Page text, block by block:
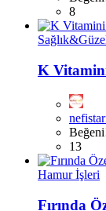
8
K
13
Hamur İşleri
Fırında